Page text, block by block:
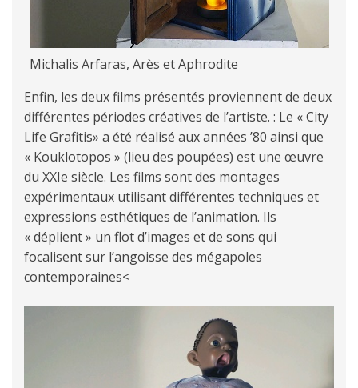
Michalis Arfaras, Arès et Aphrodite
Enfin, les deux films présentés proviennent de deux
différentes périodes créatives de l’artiste. : Le « City
Life Grafitis» a été réalisé aux années ’80 ainsi que
« Kouklotopos » (lieu des poupées) est une œuvre
du XXIe siècle. Les films sont des montages
expérimentaux utilisant différentes techniques et
expressions esthétiques de l’animation. Ils
« déplient » un flot d’images et de sons qui
focalisent sur l’angoisse des mégapoles
contemporaines<